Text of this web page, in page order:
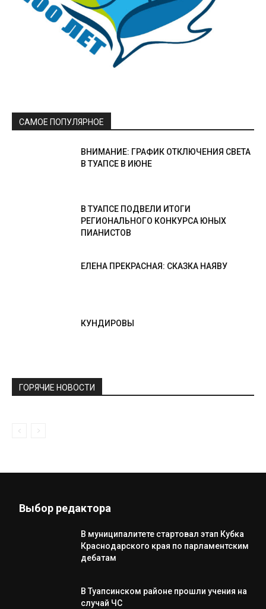
САМОЕ ПОПУЛЯРНОЕ
ВНИМАНИЕ: ГРАФИК ОТКЛЮЧЕНИЯ СВЕТА
В ТУАПСЕ В ИЮНЕ
В ТУАПСЕ ПОДВЕЛИ ИТОГИ
РЕГИОНАЛЬНОГО КОНКУРСА ЮНЫХ
ПИАНИСТОВ
ЕЛЕНА ПРЕКРАСНАЯ: СКАЗКА НАЯВУ
КУНДИРОВЫ
ГОРЯЧИЕ НОВОСТИ
Выбор редактора
В муниципалитете стартовал этап Кубка
Краснодарского края по парламентским
дебатам
В Туапсинском районе прошли учения на
случай ЧС